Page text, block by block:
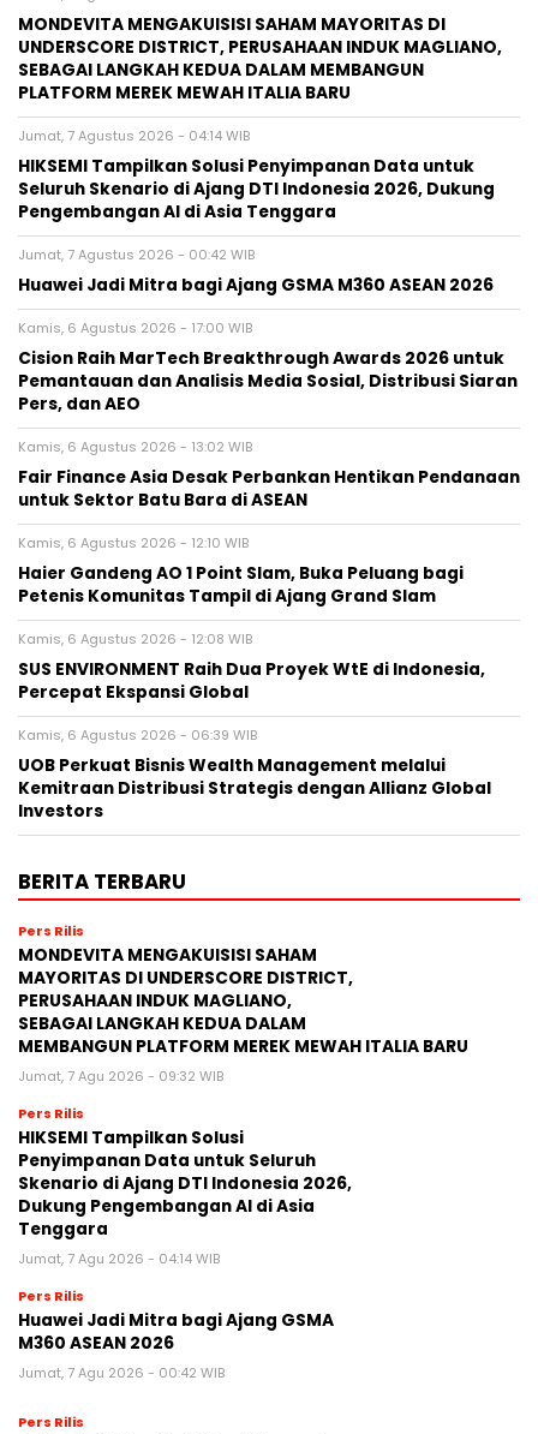
MONDEVITA MENGAKUISISI SAHAM MAYORITAS DI
UNDERSCORE DISTRICT, PERUSAHAAN INDUK MAGLIANO,
SEBAGAI LANGKAH KEDUA DALAM MEMBANGUN
PLATFORM MEREK MEWAH ITALIA BARU
Jumat, 7 Agustus 2026 - 04:14 WIB
HIKSEMI Tampilkan Solusi Penyimpanan Data untuk
Seluruh Skenario di Ajang DTI Indonesia 2026, Dukung
Pengembangan AI di Asia Tenggara
Jumat, 7 Agustus 2026 - 00:42 WIB
Huawei Jadi Mitra bagi Ajang GSMA M360 ASEAN 2026
Kamis, 6 Agustus 2026 - 17:00 WIB
Cision Raih MarTech Breakthrough Awards 2026 untuk
Pemantauan dan Analisis Media Sosial, Distribusi Siaran
Pers, dan AEO
Kamis, 6 Agustus 2026 - 13:02 WIB
Fair Finance Asia Desak Perbankan Hentikan Pendanaan
untuk Sektor Batu Bara di ASEAN
Kamis, 6 Agustus 2026 - 12:10 WIB
Haier Gandeng AO 1 Point Slam, Buka Peluang bagi
Petenis Komunitas Tampil di Ajang Grand Slam
Kamis, 6 Agustus 2026 - 12:08 WIB
SUS ENVIRONMENT Raih Dua Proyek WtE di Indonesia,
Percepat Ekspansi Global
Kamis, 6 Agustus 2026 - 06:39 WIB
UOB Perkuat Bisnis Wealth Management melalui
Kemitraan Distribusi Strategis dengan Allianz Global
Investors
BERITA TERBARU
Pers Rilis
MONDEVITA MENGAKUISISI SAHAM
MAYORITAS DI UNDERSCORE DISTRICT,
PERUSAHAAN INDUK MAGLIANO,
SEBAGAI LANGKAH KEDUA DALAM
MEMBANGUN PLATFORM MEREK MEWAH ITALIA BARU
Jumat, 7 Agu 2026 - 09:32 WIB
Pers Rilis
HIKSEMI Tampilkan Solusi
Penyimpanan Data untuk Seluruh
Skenario di Ajang DTI Indonesia 2026,
Dukung Pengembangan AI di Asia
Tenggara
Jumat, 7 Agu 2026 - 04:14 WIB
Pers Rilis
Huawei Jadi Mitra bagi Ajang GSMA
M360 ASEAN 2026
Jumat, 7 Agu 2026 - 00:42 WIB
Pers Rilis